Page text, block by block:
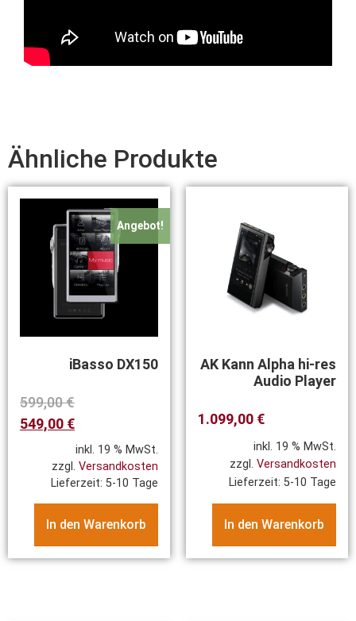
Ähnliche Produkte
Angebot!
iBasso DX150
599,00€
549,00 €
inkl. 19 % MwSt.
zzgl. Versandkosten
Lieferzeit: 5-10 Tage
In den Warenkorb
AK Kann Alpha hi-res
Audio Player
1.099,00 €
inkl. 19 % MwSt.
zzgl. Versandkosten
Lieferzeit: 5-10 Tage
In den Warenkorb